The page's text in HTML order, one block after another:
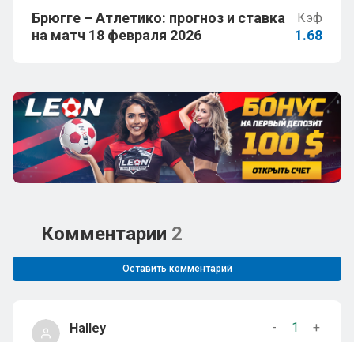
Брюгге – Атлетико: прогноз и ставка
на матч 18 февраля 2026
Кэф
1.68
Комментарии 2
Оставить комментарий
Halley - 1
+